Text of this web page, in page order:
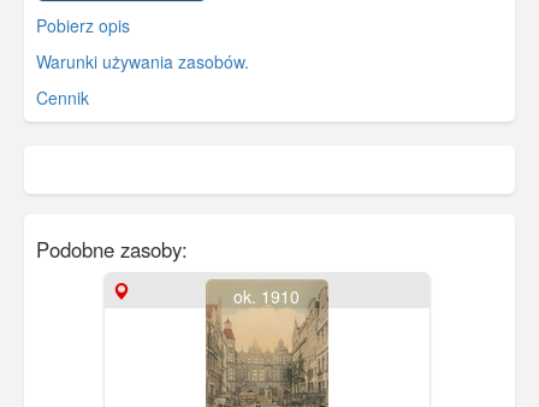
Pobierz opis
Warunki używania zasobów.
Cennik
Podobne zasoby:
ok. 1910